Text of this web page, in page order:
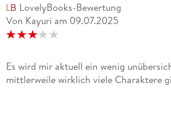
LovelyBooks-Bewertung
Von Kayuri am 09.07.2025
Es wird mir aktuell ein wenig
mittlerweile wirklich viele Charaktere